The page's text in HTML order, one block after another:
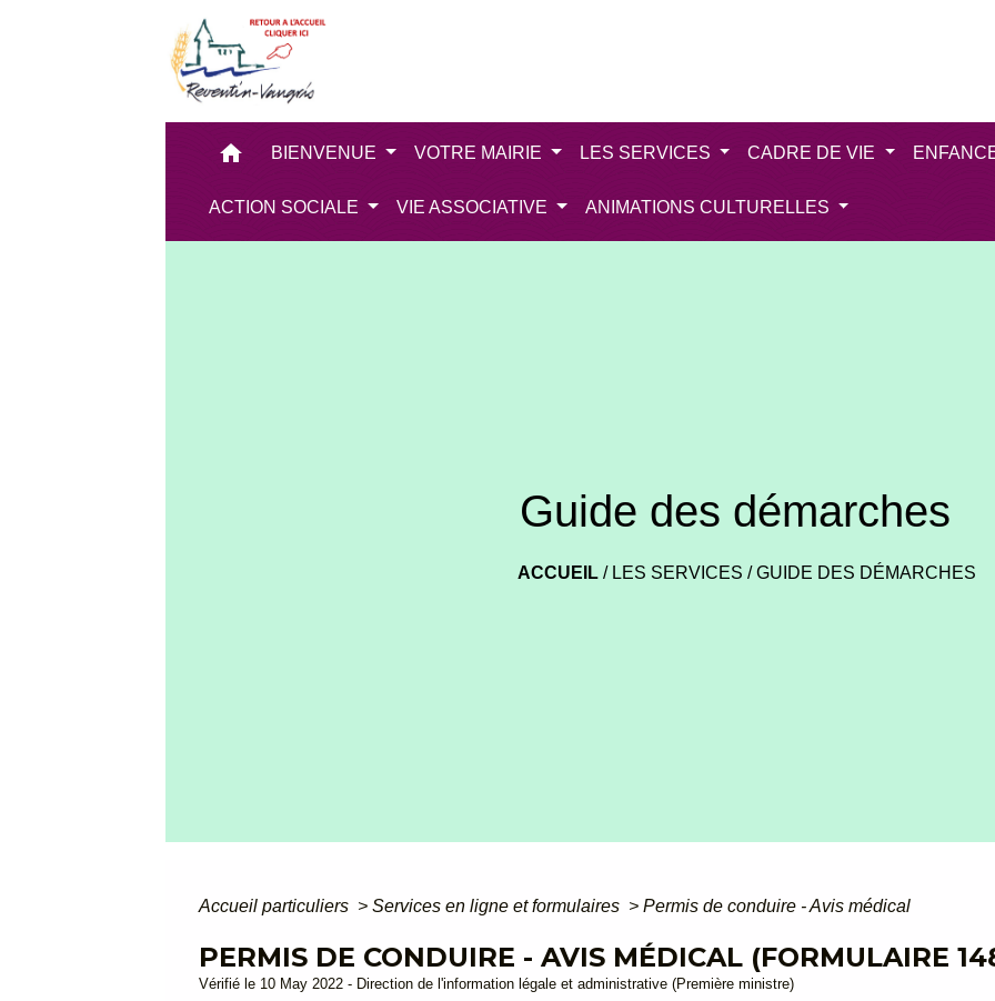
home BIENVENUE VOTRE MAIRIE LES SERVICES CADRE DE VIE
ACTION SOCIALE VIE ASSOCIATIVE ANIMATIONS CULTURELLES
Guide des démarches
ACCUEIL/ LES SERVICES /GUIDE DES DÉMARCHES
Accueil particuliers > Services en ligne et formulaires > Permis de conduire - Avis médical
PERMIS DE CONDUIRE - AVIS MÉDICAL (FORMULAIRE
Vérifié le 10 May 2022 - Direction de l'information légale et administrative (Première ministre)